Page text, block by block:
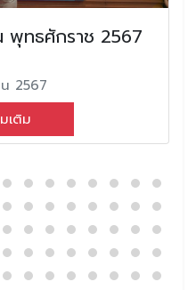
พุทธศักราช 2567
น 2567
เติม